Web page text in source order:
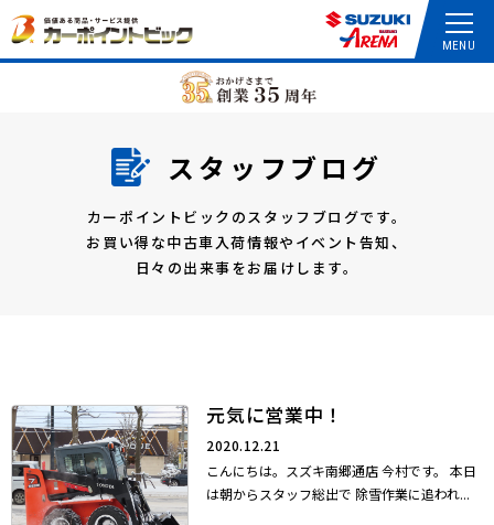
スタッフブログ
カーポイントビックのスタッフブログです。
お買い得な中古車入荷情報やイベント告知、
日々の出来事をお届けします。
元気に営業中！
2020.12.21
こんにちは。スズキ南郷通店 今村です。 本日
は朝からスタッフ総出で 除雪作業に追われ...